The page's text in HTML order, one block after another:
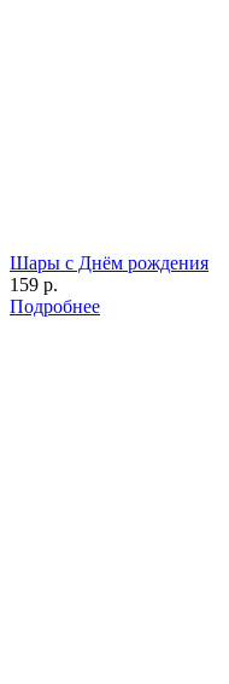
Шары с Днём рождения
159 р.
Подробнее